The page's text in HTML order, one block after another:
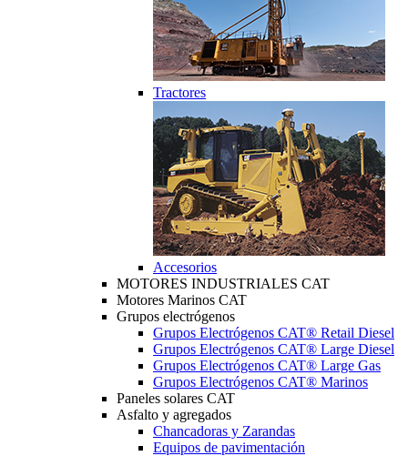
Tractores
Accesorios
MOTORES INDUSTRIALES CAT
Motores Marinos CAT
Grupos electrógenos
Grupos Electrógenos CAT® Retail Diesel
Grupos Electrógenos CAT® Large Diesel
Grupos Electrógenos CAT® Large Gas
Grupos Electrógenos CAT® Marinos
Paneles solares CAT
Asfalto y agregados
Chancadoras y Zarandas
Equipos de pavimentación